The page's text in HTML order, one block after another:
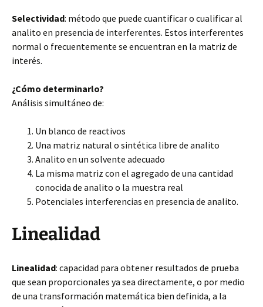
Selectividad: método que puede cuantificar o cualificar al
analito en presencia de interferentes. Estos interferentes
normal o frecuentemente se encuentran en la matriz de
interés.
¿Cómo determinarlo?
Análisis simultáneo de:
Un blanco de reactivos
Una matriz natural o sintética libre de analito
Analito en un solvente adecuado
La misma matriz con el agregado de una cantidad
conocida de analito o la muestra real
Potenciales interferencias en presencia de analito.
Linealidad
Linealidad: capacidad para obtener resultados de prueba
que sean proporcionales ya sea directamente, o por medio
de una transformación matemática bien definida, a la